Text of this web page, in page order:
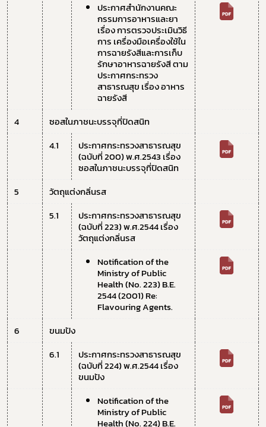
ประกาศสำนักงานคณะ
กรรมการอาหารและยา
เรื่อง การตรวจประเมินวิธี
การ เครื่องมือเครื่องใช้ใน
การฉายรังสีและการเก็บ
รักษาอาหารฉายรังสี ตาม
ประกาศกระทรวง
สาธารณสุข เรื่อง อาหาร
ฉายรังสี
4
ซอสในภาชนะบรรจุที่ปิดสนิท
4.1
ประกาศกระทรวงสาธารณสุข
(ฉบับที่ 200) พ.ศ.2543 เรื่อง
ซอสในภาชนะบรรจุที่ปิดสนิท
5
วัตถุแต่งกลิ่นรส
5.1
ประกาศกระทรวงสาธารณสุข
(ฉบับที่ 223) พ.ศ.2544 เรื่อง
วัตถุแต่งกลิ่นรส
Notification of the
Ministry of Public
Health (No. 223) B.E.
2544 (2001) Re:
Flavouring Agents.
6
ขนมปัง
6.1
ประกาศกระทรวงสาธารณสุข
(ฉบับที่ 224) พ.ศ.2544 เรื่อง
ขนมปัง
Notification of the
Ministry of Public
Health (No. 224) B.E.